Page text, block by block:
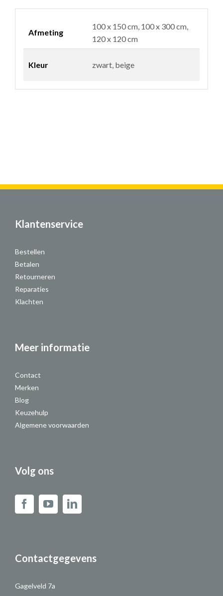
Afmeting
100 x 150 cm, 100 x 300 cm,
120 x 120 cm
Kleur zwart, beige
Klantenservice
Bestellen
Betalen
Retourneren
Reparaties
Klachten
Meer informatie
Contact
Merken
Blog
Keuzehulp
Algemene voorwaarden
Volg ons
Contactgegevens
Gagelveld 7a